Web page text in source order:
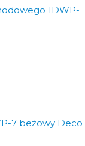
1DWP-
7 beżowy Deco